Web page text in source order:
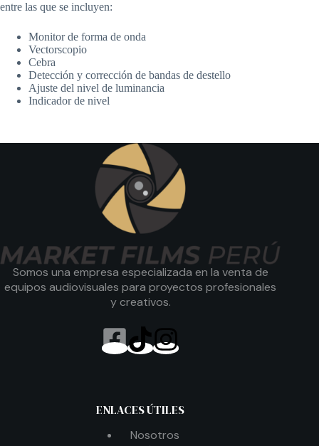
entre las que se incluyen:
Monitor de forma de onda
Vectorscopio
Cebra
Detección y corrección de bandas de destello
Ajuste del nivel de luminancia
Indicador de nivel
Somos una empresa especializada en la venta de
equipos audiovisuales para proyectos profesionales
y creativos.
ENLACES ÚTILES
Nosotros